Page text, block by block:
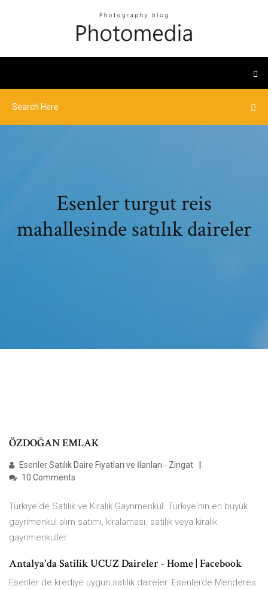
Esenler turgut reis
mahallesinde satılık daireler
ÖZDOĞAN EMLAK
Esenler Satılık Daire Fiyatları ve İlanları - Zingat
10 Comments
Türkiye'de Satılık ve Kiralık Gayrimenkul. Türkiye'nin en büyük
gayrimenkul alım satımı, kiralaması. satılık veya kiralık
gayrimenkuller
Antalya'da Satilik UCUZ Daireler - Home | Facebook
Esenler de krediye uygun satılık daireler. Esenlerde Menderes